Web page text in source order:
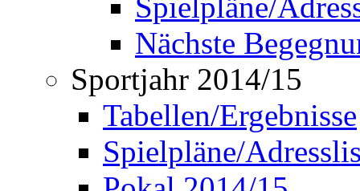
Nächste
Sportjahr 2014/15
Tabellen/Ergebnisse
Spielpläne/